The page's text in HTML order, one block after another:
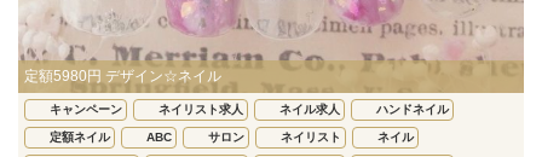
定額5980円 デザイン☆ネイル
キャンペーン ネイリスト求人 ネイル求人 ハンドネイル
定額ネイル ABC サロン ネイリスト ネイル